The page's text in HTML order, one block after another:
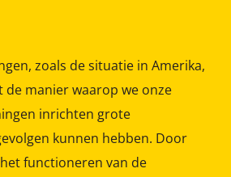
zoals de situatie in Amerika,
de manier waarop we onze
inrichten grote
kunnen hebben. Door
functioneren van de